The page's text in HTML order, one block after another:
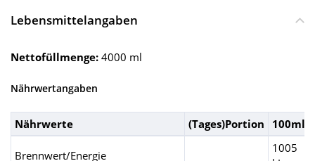
Lebensmittelangaben
Nettofüllmenge: 4000 ml
Nährwertangaben
Nährwerte (Tages)Portion 100ml
Brennwert/Energie
1005